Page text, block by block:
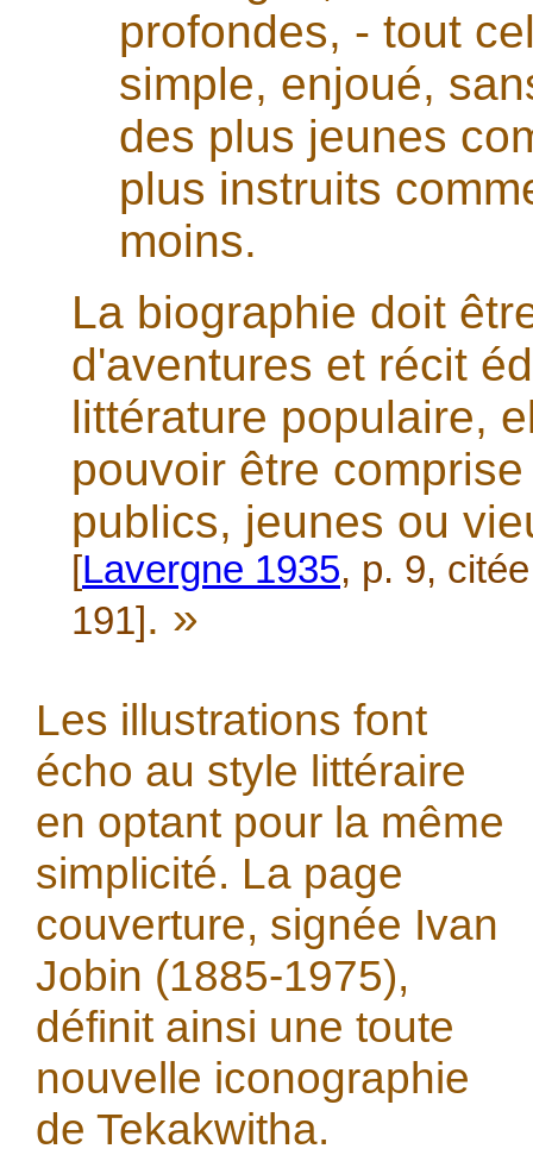
profondes, - tout
simple, enjoué,
des plus jeunes
plus instruits
moins.
La biographie doit
d'aventures et récit
littérature populaire,
pouvoir être
publics, jeunes ou
[Lavergne 1935, p. 9,
191] . »
Les illustrations font
écho au style littéraire
en optant pour la même
simplicité. La page
couverture, signée Ivan
Jobin (1885-1975),
définit ainsi une toute
nouvelle iconographie
de Tekakwitha.